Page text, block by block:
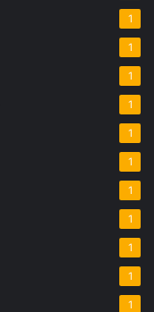
1
1
1
1
1
1
1
1
1
1
1